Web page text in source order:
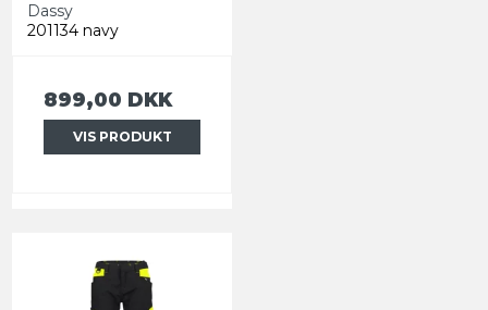
Dassy
201134 navy
899,00 DKK
VIS PRODUKT